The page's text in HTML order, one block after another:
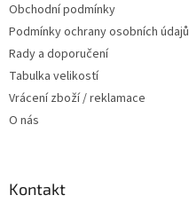
Obchodní podmínky
Podmínky ochrany osobních údajů
Rady a doporučení
Tabulka velikostí
Vrácení zboží / reklamace
O nás
Kontakt